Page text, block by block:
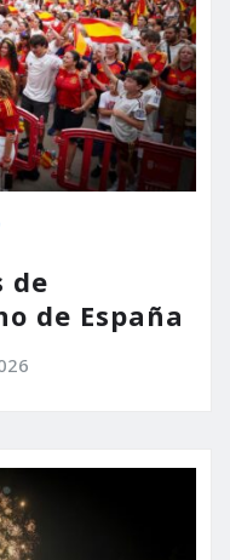
de
de España